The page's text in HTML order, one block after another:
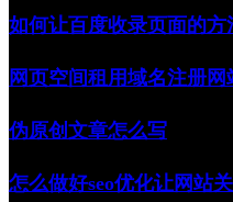
如何让百度收录页面的方
网页空间租用域名注册网
伪原创文章怎么写
怎么做好seo优化让网站